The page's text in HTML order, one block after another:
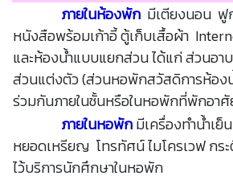
ภายในห้องพัก มีเตียงนอน ฟู
หนังสือพร้อมเก้าอี้ ตู้เก็บเสื้อผ้า
และห้องน้ำแบบแยกส่วน ได้แก่ ส่วนอา
ส่วนแต่งตัว (ส่วนหอพักสวัสดิการห้องน้
ร่วมกันภายในชั้นหรือในหอพักที่พักอาศั
ภายในหอพักมีเครื่องทำน้ำเ
หยอดเหรียญ โทรทัศน์ ไมโครเวฟ กร
ไว้บริการนักศึกษาในหอพัก